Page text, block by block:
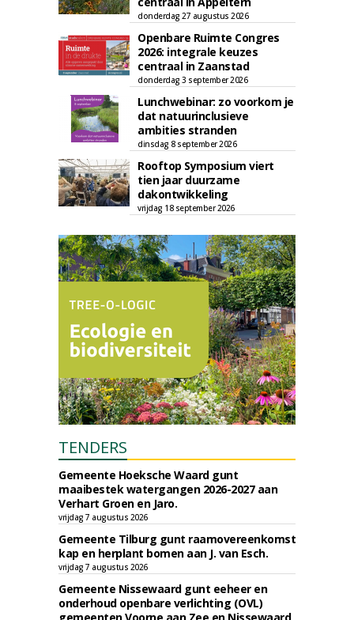
donderdag 27 augustus 2026
Openbare Ruimte Congres
2026: integrale keuzes
centraal in Zaanstad
donderdag 3 september 2026
Lunchwebinar: zo voorkom je
dat natuurinclusieve
ambities stranden
dinsdag 8 september 2026
Rooftop Symposium viert
tien jaar duurzame
dakontwikkeling
vrijdag 18 september 2026
TENDERS
Gemeente Hoeksche Waard gunt
maaibestek watergangen 2026-2027 aan
Verhart Groen en Jaro.
vrijdag 7 augustus 2026
Gemeente Tilburg gunt raamovereenkomst
kap en herplant bomen aan J. van Esch.
vrijdag 7 augustus 2026
Gemeente Nissewaard gunt eeheer en
onderhoud openbare verlichting (OVL)